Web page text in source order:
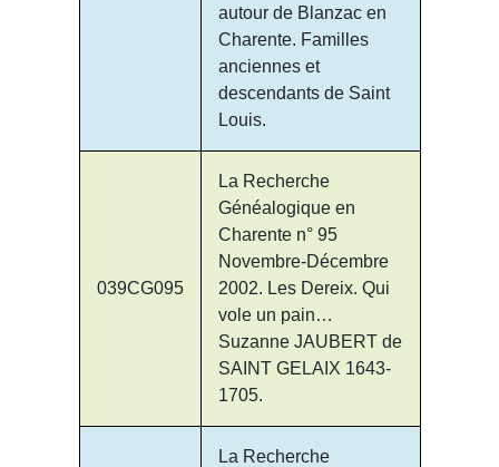
autour de Blanzac en
Charente. Familles
anciennes et
descendants de Saint
Louis.
039CG095
La Recherche
Généalogique en
Charente n° 95
Novembre-Décembre
2002. Les Dereix. Qui
vole un pain…
Suzanne JAUBERT de
SAINT GELAIX 1643-
1705.
La Recherche